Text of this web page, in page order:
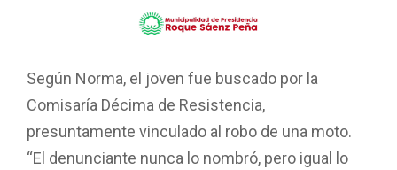
Según Norma, el joven fue buscado por la
Comisaría Décima de Resistencia,
presuntamente vinculado al robo de una moto.
“El denunciante nunca lo nombró, pero igual lo